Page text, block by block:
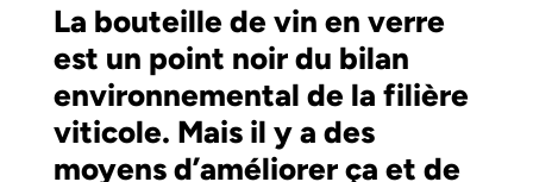
La bouteille de vin en verre
est un point noir du bilan
environnemental de la filière
viticole. Mais il y a des
moyens d’améliorer ça et de